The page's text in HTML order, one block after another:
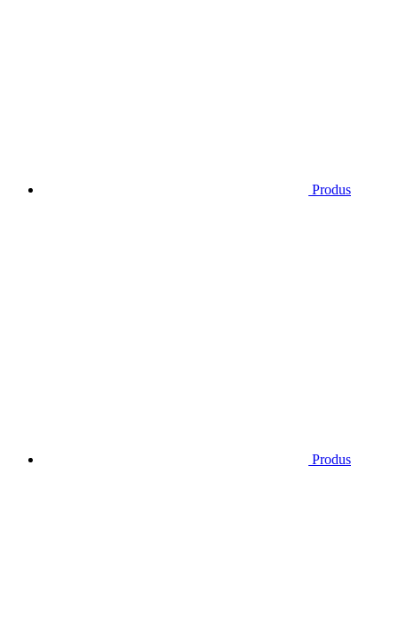
Produs
Produs